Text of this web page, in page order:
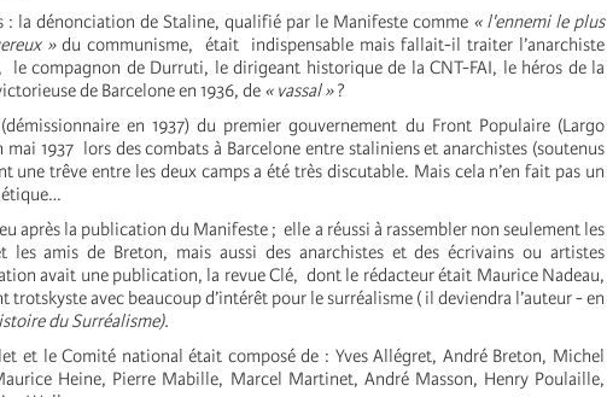
dénonciation de Staline, qualifié par le Manifeste comme « l'ennemi le plus
»du communisme, était indispensable mais fallait-il traiter l’anarchiste
le compagnon de Durruti, le dirigeant historique de la CNT-FAI, le héros de la
de Barcelone en 1936, de « vassal »?
en 1937) du premier gouvernement du Front Populaire (Largo
mai 1937 lors des combats à Barcelone entre staliniens et anarchistes (soutenus
une trêve entre les deux camps a été très discutable. Mais cela n’en fait pas un
après la publication du Manifeste ; elle a réussi à rassembler non seulement les
les amis de Breton, mais aussi des anarchistes et des écrivains ou artistes
avait une publication, la revue Clé, dont le rédacteur était Maurice Nadeau,
trotskyste avec beaucoup d’intérêt pour le surréalisme ( il deviendra l’auteur - en
du Surréalisme).
et le Comité national était composé de : Yves Allégret, André Breton, Michel
Heine, Pierre Mabille, Marcel Martinet, André Masson, Henry Poulaille,